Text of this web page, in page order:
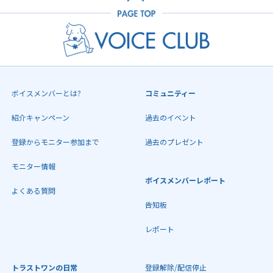
ボイスメンバーとは?
紹介キャンペーン
登録からモニター参加まで
モニター情報
よくある質問
コミュニティー
過去のイベント
過去のプレゼント
ボイスメンバーレポート
告知板
レポート
トラストワンの日常 登録解除/配信停止